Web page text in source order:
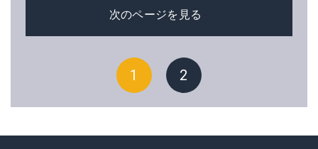
次のページを見る
1 2